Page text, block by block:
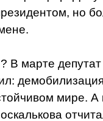
но
В марте
мире. А